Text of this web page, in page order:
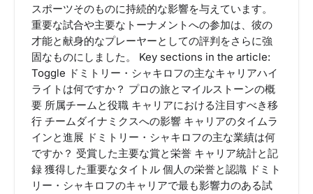
スポーツそのものに持続的な影響を与えています。
重要な試合や主要なトーナメントへの参加は、彼の
才能と献身的なプレーヤーとしての評判をさらに強
固なものにしました。 Key sections in the article:
Toggle ドミトリー・シャキロフの主なキャリアハイ
ライトは何ですか？ プロの旅とマイルストーンの概
要 所属チームと役職 キャリアにおける注目すべき移
行 チームダイナミクスへの影響 キャリアのタイムラ
インと進展 ドミトリー・シャキロフの主な業績は何
ですか？ 受賞した主要な賞と栄誉 キャリア統計と記
録 獲得した重要なタイトル 個人の栄誉と認識 ドミト
リー・シャキロフのキャリアで最も影響力のある試